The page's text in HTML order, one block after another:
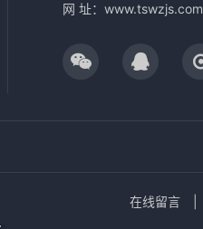
网 址：www.tswzjs.com
在线留言